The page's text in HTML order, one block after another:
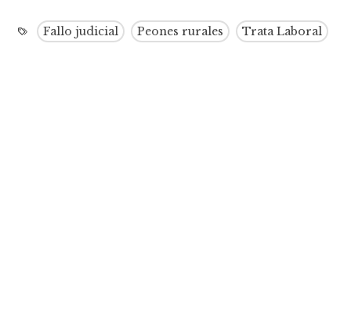
Fallo judicial Peones rurales Trata Laboral